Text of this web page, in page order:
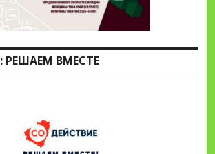
РЕШАЕМ ВМЕСТЕ